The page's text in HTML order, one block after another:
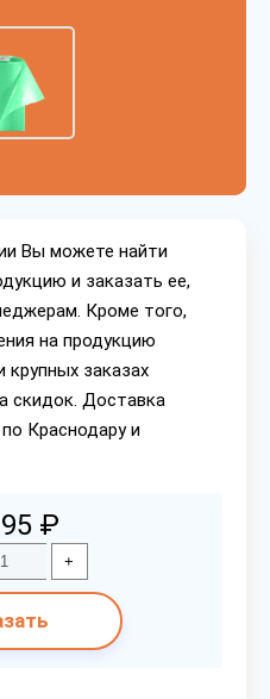
Вы можете найти
и заказать ее,
Кроме того,
на продукцию
крупных заказах
скидок. Доставка
Краснодару и
₽
+